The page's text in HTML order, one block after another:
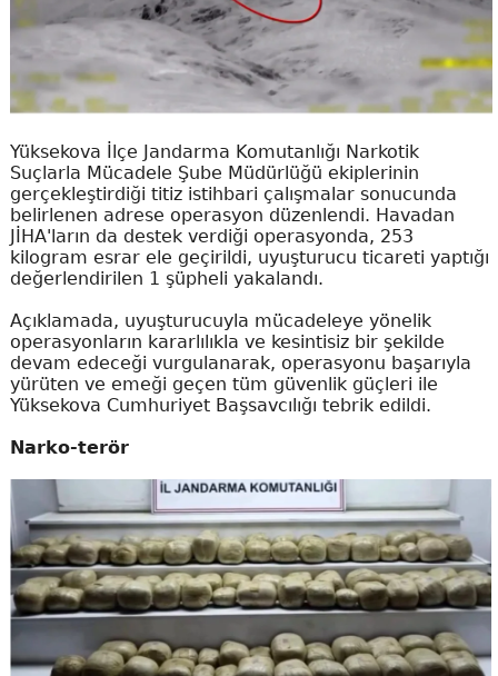
Yüksekova İlçe Jandarma Komutanlığı Narkotik
Suçlarla Mücadele Şube Müdürlüğü ekiplerinin
gerçekleştirdiği titiz istihbari çalışmalar sonucunda
belirlenen adrese operasyon düzenlendi. Havadan
JİHA'ların da destek verdiği operasyonda, 253
kilogram esrar ele geçirildi, uyuşturucu ticareti yaptığı
değerlendirilen 1 şüpheli yakalandı.
Açıklamada, uyuşturucuyla mücadeleye yönelik
operasyonların kararlılıkla ve kesintisiz bir şekilde
devam edeceği vurgulanarak, operasyonu başarıyla
yürüten ve emeği geçen tüm güvenlik güçleri ile
Yüksekova Cumhuriyet Başsavcılığı tebrik edildi.
Narko-terör